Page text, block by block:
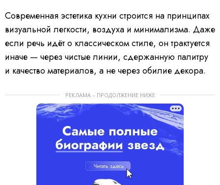
Современная эстетика кухни строится на принципах
визуальной легкости, воздуха и минимализма. Даже
если речь идёт о классическом стиле, он трактуется
иначе — через чистые линии, сдержанную палитру
и качество материалов, а не через обилие декора.
РЕКЛАМА – ПРОДОЛЖЕНИЕ НИЖЕ